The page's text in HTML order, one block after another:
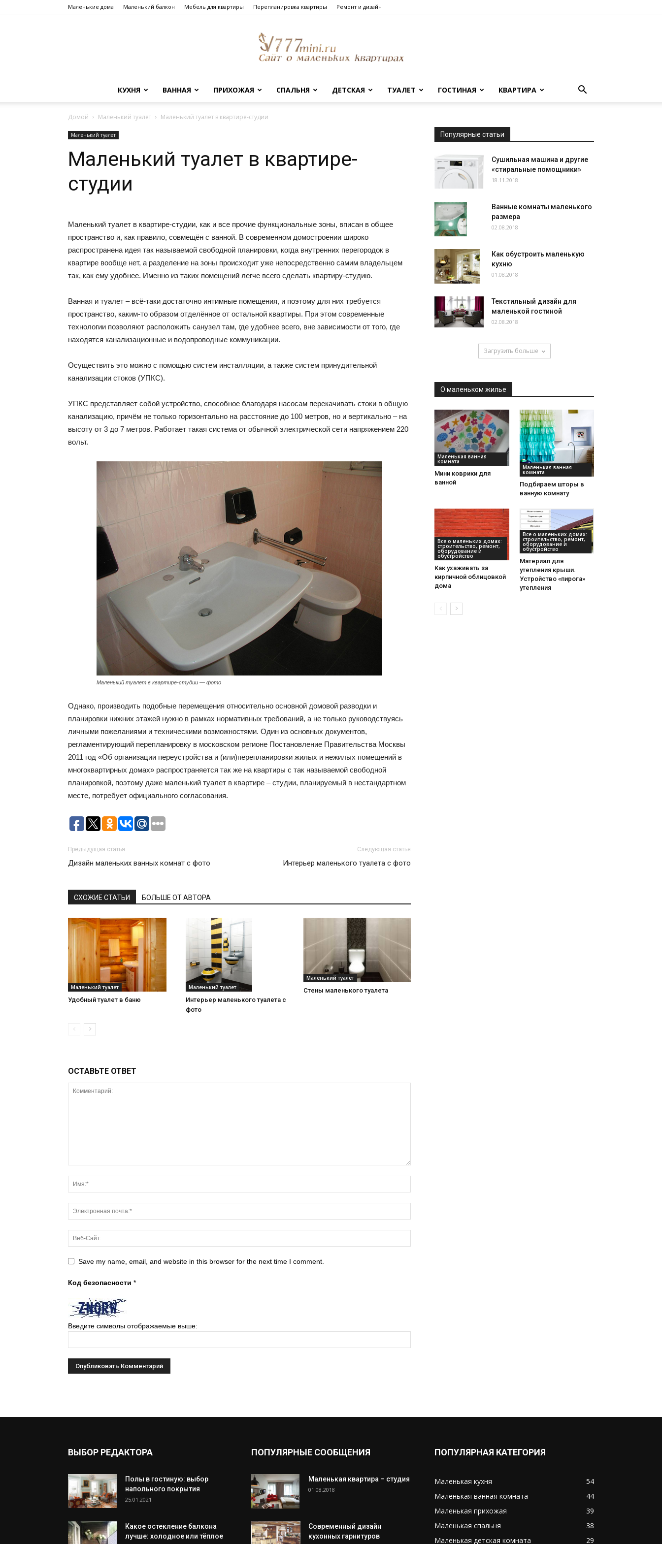
Маленькие дома Маленький балкон Мебель для квартиры Перепланировка квартиры Ремонт и дизайн
Сайт
о
маленьких
домах:
интерьеры,
советы
статьи
дизайне
КУХНЯ ВАННАЯ ПРИХОЖАЯ СПАЛЬНЯ ДЕТСКАЯ ТУАЛЕТ ГОСТИНАЯ КВАРТИРА
Домой Маленький туалет Маленький туалет в квартире-студии
Маленький туалет
Маленький туалет в квартире-
студии
Маленький туалет в квартире-студии, как и все прочие функциональные зоны, вписан в общее
пространство и, как правило, совмещён с ванной. В современном домостроении широко
распространена идея так называемой свободной планировки, когда внутренних перегородок в
квартире вообще нет, а разделение на зоны происходит уже непосредственно самим владельцем
так, как ему удобнее. Именно из таких помещений легче всего сделать квартиру-студию.
Ванная и туалет – всё-таки достаточно интимные помещения, и поэтому для них требуется
пространство, каким-то образом отделённое от остальной квартиры. При этом современные
технологии позволяют расположить санузел там, где удобнее всего, вне зависимости от того, где
находятся канализационные и водопроводные коммуникации.
Осуществить это можно с помощью систем инсталляции, а также систем принудительной
канализации стоков (УПКС).
УПКС представляет собой устройство, способное благодаря насосам перекачивать стоки в общую
канализацию, причём не только горизонтально на расстояние до 100 метров, но и вертикально – на
высоту от 3 до 7 метров. Работает такая система от обычной электрической сети напряжением 220
вольт.
Маленький туалет в квартире-студии — фото
Однако, производить подобные перемещения относительно основной домовой разводки и
планировки нижних этажей нужно в рамках нормативных требований, а не только руководствуясь
личными пожеланиями и техническими возможностями. Один из основных документов,
регламентирующий перепланировку в московском регионе Постановление Правительства Москвы
2011 год «Об организации переустройства и (или)перепланировки жилых и нежилых помещений в
многоквартирных домах» распространяется так же на квартиры с так называемой свободной
планировкой, поэтому даже маленький туалет в квартире – студии, планируемый в нестандартном
месте, потребует официального согласования.
Предыдущая статья
Дизайн маленьких ванных комнат с фото
Следующая статья
Интерьер маленького туалета с фото
СХОЖИЕ СТАТЬИ БОЛЬШЕ ОТ АВТОРА
Маленький туалет
Удобный туалет в баню
Маленький туалет
Интерьер маленького туалета с
фото
Маленький туалет
Стены маленького туалета
ОСТАВЬТЕ ОТВЕТ
Save my name, email, and website in this browser for the next time I comment.
Код безопасности *
Введите символы отображаемые выше:
Популярные статьи
Сушильная машина и другие
«стиральные помощники»
18.11.2018
Ванные комнаты маленького
размера
02.08.2018
Как обустроить маленькую
кухню
01.08.2018
Текстильный дизайн для
маленькой гостиной
02.08.2018
Загрузить больше
О маленьком жилье
Маленькая ванная
комната
Мини коврики для
ванной
Маленькая ванная
комната
Подбираем шторы в
ванную комнату
Все о маленьких домах:
строительство, ремонт,
оборудование и
обустройство
Как ухаживать за
кирпичной облицовкой
дома
Все о маленьких домах:
строительство, ремонт,
оборудование и
обустройство
Материал для
утепления крыши.
Устройство «пирога»
утепления
ВЫБОР РЕДАКТОРА
Полы в гостиную: выбор
напольного покрытия
25.01.2021
Какое остекление балкона
лучше: холодное или тёплое
ПОПУЛЯРНЫЕ СООБЩЕНИЯ
Маленькая квартира – студия
01.08.2018
Современный дизайн
кухонных гарнитуров
ПОПУЛЯРНАЯ КАТЕГОРИЯ
Маленькая кухня
54
Маленькая ванная комната
44
Маленькая прихожая
39
Маленькая спальня
38
Маленькая детская комната
29